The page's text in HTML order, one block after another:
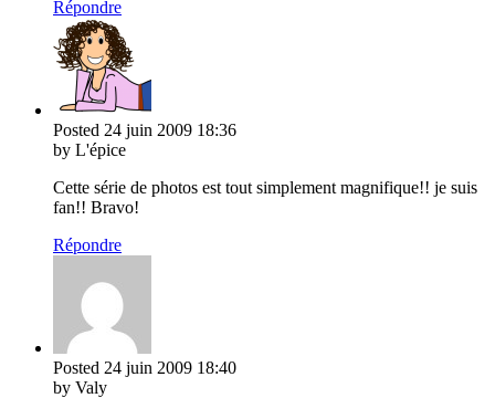
Répondre
Posted 24 juin 2009 18:36
by L'épice
Cette série de photos est tout simplement magnifique!! je suis
fan!! Bravo!
Répondre
Posted 24 juin 2009 18:40
by Valy